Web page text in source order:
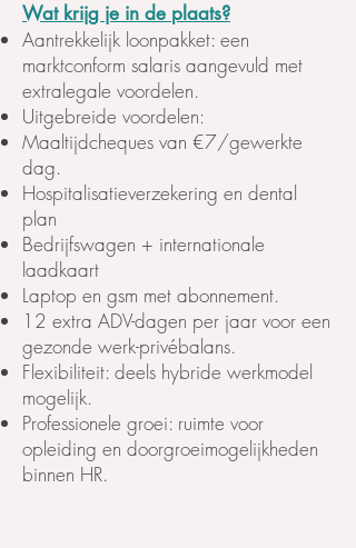
Wat krijg je in de plaats?
Aantrekkelijk loonpakket: een
marktconform salaris aangevuld met
extralegale voordelen.
Uitgebreide voordelen:
Maaltijdcheques van €7/gewerkte
dag.
Hospitalisatieverzekering en dental
plan
Bedrijfswagen + internationale
laadkaart
Laptop en gsm met abonnement.
12 extra ADV-dagen per jaar voor een
gezonde werk-privébalans.
Flexibiliteit: deels hybride werkmodel
mogelijk.
Professionele groei: ruimte voor
opleiding en doorgroeimogelijkheden
binnen HR.